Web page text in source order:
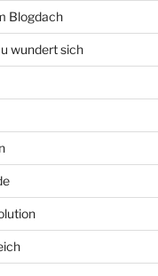
Blogdach
wundert sich